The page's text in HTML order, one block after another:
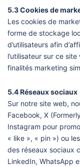
5.3 Cookies de
Les cookies de
forme de stockage
d’utilisateurs afin
l’utilisateur sur ce
finalités marketing
5.4 Réseaux sociaux
Sur notre site web,
Facebook, X
Instagram pour
« like », « pin ») ou
des réseaux sociaux
LinkedIn, WhatsApp